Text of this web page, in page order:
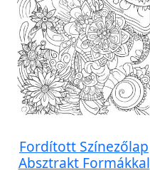
Fordított Színezőlap
Absztrakt Formákkal